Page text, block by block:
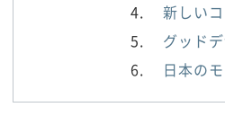
新しい
グッド
日本の